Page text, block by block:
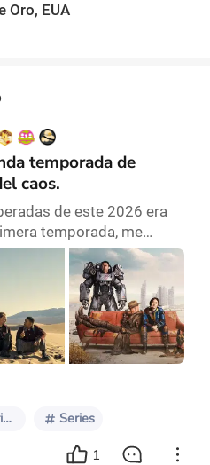
Oro, EUA
temporada de
caos.
de este 2026 era
temporada, me
mejores adaptaciones
hecho. Hoy hablamos un
temporada. Vamos
de 'Fallout' llega con una
y una serie de sub-
desmejorando un tanto e
Amazon prime Series
1